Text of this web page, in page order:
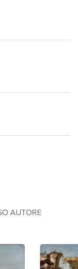
AUTORE